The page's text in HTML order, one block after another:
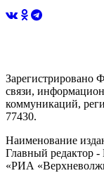
Зарегистрировано
связи,
коммуникаций,
77430.
Наименование
Главный редактор
«РИА